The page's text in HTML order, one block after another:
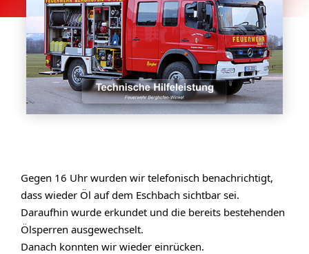
Gegen 16 Uhr wurden wir telefonisch benachrichtigt,
dass wieder Öl auf dem Eschbach sichtbar sei.
Daraufhin wurde erkundet und die bereits bestehenden
Ölsperren ausgewechselt.
Danach konnten wir wieder einrücken.